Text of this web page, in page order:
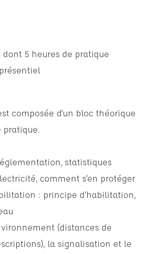
dont 5 heures de pratique
composée d'un bloc théorique
pratique.
statistiques
comment s’en protéger
: principe d’habilitation,
(distances de
la signalisation et le